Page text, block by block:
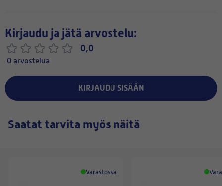
Kirjaudu ja jätä arvostelu:
0,0
0 arvostelua
KIRJAUDU SISÄÄN
Saatat tarvita myös näitä
Varastossa